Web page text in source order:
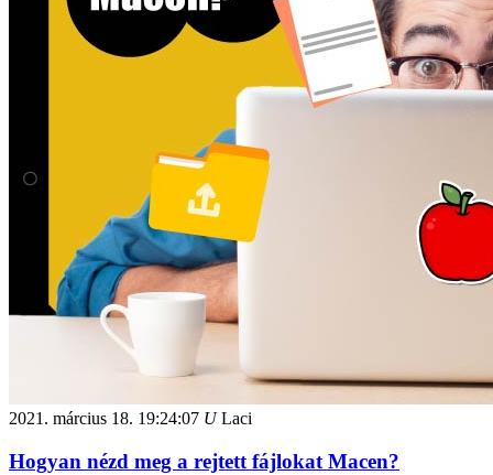
2021. március 18. 19:24:07 ULaci
Hogyan nézd meg a rejtett fájlokat Macen?